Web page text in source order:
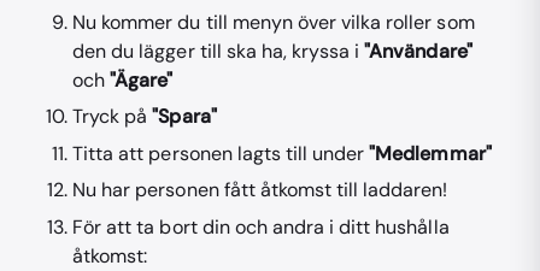
Nu kommer du till menyn över vilka roller som
den du lägger till ska ha, kryssa i"Användare"
och"Ägare"
Tryck på"Spara"
Titta att personen lagts till under"Medlemmar"
Nu har personen fått åtkomst till laddaren!
För att ta bort din och andra i ditt hushålla
åtkomst: